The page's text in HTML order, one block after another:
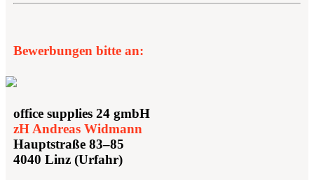
Bewerbungen bitte an:
office supplies 24 gmbH
zH Andreas Widmann
Hauptstraße 83–85
4040 Linz (Urfahr)